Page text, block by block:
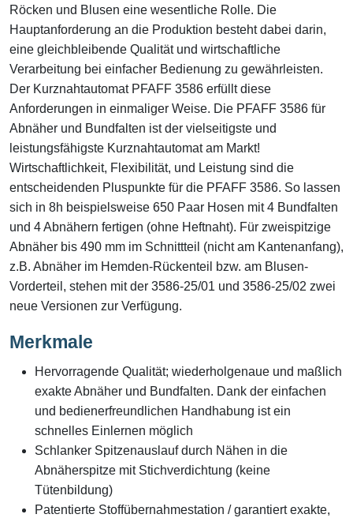
Röcken und Blusen eine wesentliche Rolle. Die
Hauptanforderung an die Produktion besteht dabei darin,
eine gleichbleibende Qualität und wirtschaftliche
Verarbeitung bei einfacher Bedienung zu gewährleisten.
Der Kurznahtautomat PFAFF 3586 erfüllt diese
Anforderungen in einmaliger Weise. Die PFAFF 3586 für
Abnäher und Bundfalten ist der vielseitigste und
leistungsfähigste Kurznahtautomat am Markt!
Wirtschaftlichkeit, Flexibilität, und Leistung sind die
entscheidenden Pluspunkte für die PFAFF 3586. So lassen
sich in 8h beispielsweise 650 Paar Hosen mit 4 Bundfalten
und 4 Abnähern fertigen (ohne Heftnaht). Für zweispitzige
Abnäher bis 490 mm im Schnittteil (nicht am Kantenanfang),
z.B. Abnäher im Hemden-Rückenteil bzw. am Blusen-
Vorderteil, stehen mit der 3586-25/01 und 3586-25/02 zwei
neue Versionen zur Verfügung.
Merkmale
Hervorragende Qualität; wiederholgenaue und maßlich
exakte Abnäher und Bundfalten. Dank der einfachen
und bedienerfreundlichen Handhabung ist ein
schnelles Einlernen möglich
Schlanker Spitzenauslauf durch Nähen in die
Abnäherspitze mit Stichverdichtung (keine
Tütenbildung)
Patentierte Stoffübernahmestation / garantiert exakte,